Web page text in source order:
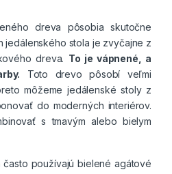
dreva pôsobia skutočne
jedálenského stola je zvyčajne z
dreva. To je vápnené, a
Toto drevo pôsobí veľmi
môžeme jedálenské stoly z
do moderných interiérov.
s tmavým alebo bielym
používajú bielené agátové